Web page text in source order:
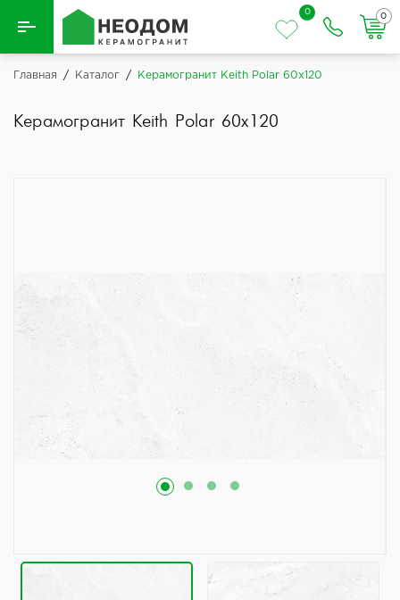
Назад
0
0
Главная / Каталог / Керамогранит Keith Polar 60x120
Керамогранит Keith Polar 60x120